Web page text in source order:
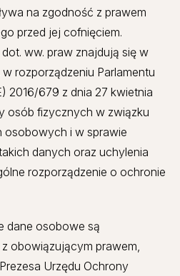
na zgodność z prawem
przed jej cofnięciem.
ww. praw znajdują się w
rozporządzeniu Parlamentu
2016/679 z dnia 27 kwietnia
osób fizycznych w związku
osobowych i w sprawie
danych oraz uchylenia
rozporządzenie o ochronie
dane osobowe są
obowiązującym prawem,
Urzędu Ochrony